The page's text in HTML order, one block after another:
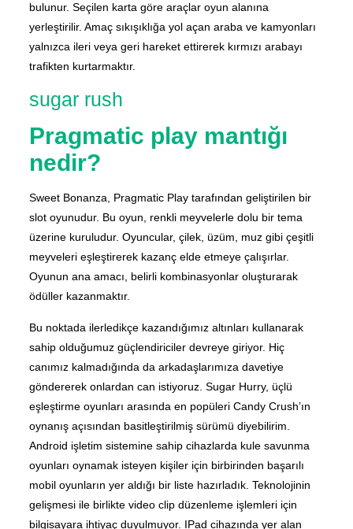
bulunur. Seçilen karta göre araçlar oyun alanına
yerleştirilir. Amaç sıkışıklığa yol açan araba ve kamyonları
yalnızca ileri veya geri hareket ettirerek kırmızı arabayı
trafikten kurtarmaktır.
sugar rush
Pragmatic play mantığı
nedir?
Sweet Bonanza, Pragmatic Play tarafından geliştirilen bir
slot oyunudur. Bu oyun, renkli meyvelerle dolu bir tema
üzerine kuruludur. Oyuncular, çilek, üzüm, muz gibi çeşitli
meyveleri eşleştirerek kazanç elde etmeye çalışırlar.
Oyunun ana amacı, belirli kombinasyonlar oluşturarak
ödüller kazanmaktır.
Bu noktada ilerledikçe kazandığımız altınları kullanarak
sahip olduğumuz güçlendiriciler devreye giriyor. Hiç
canımız kalmadığında da arkadaşlarımıza davetiye
göndererek onlardan can istiyoruz. Sugar Hurry, üçlü
eşleştirme oyunları arasında en popüleri Candy Crush’ın
oynanış açısından basitleştirilmiş sürümü diyebilirim.
Android işletim sistemine sahip cihazlarda kule savunma
oyunları oynamak isteyen kişiler için birbirinden başarılı
mobil oyunların yer aldığı bir liste hazırladık. Teknolojinin
gelişmesi ile birlikte video clip düzenleme işlemleri için
bilgisayara ihtiyaç duyulmuyor. IPad cihazında yer alan